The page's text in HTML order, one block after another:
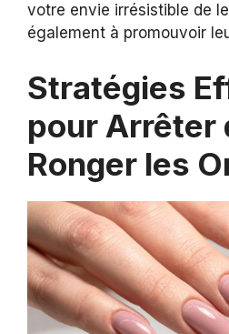
votre envie irrésistible de
également à promouvoir
Stratégies
pour Arrêter
Ronger les